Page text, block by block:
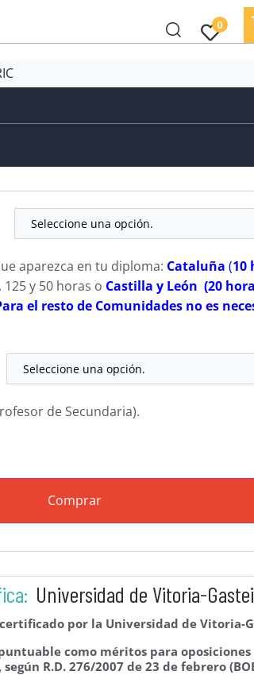
0
aparezca en tu diploma: Cataluña (10
y 50 horas o Castilla y León (20
el resto de Comunidades no es
de Secundaria).
Comprar
Universidad de Vitoria-
por la Universidad de Vitoria-
como méritos para
según R.D. 276/2007 de 23 de febrero